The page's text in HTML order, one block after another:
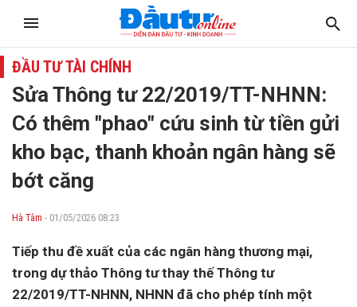
ĐẦU TƯ TÀI CHÍNH
Sửa Thông tư 22/2019/TT-NHNN:
Có thêm "phao" cứu sinh từ tiền gửi
kho bạc, thanh khoản ngân hàng sẽ
bớt căng
Hà Tâm - 01/05/2026 08:23
Tiếp thu đề xuất của các ngân hàng thương mại,
trong dự thảo Thông tư thay thế Thông tư
22/2019/TT-NHNN, NHNN đã cho phép tính một